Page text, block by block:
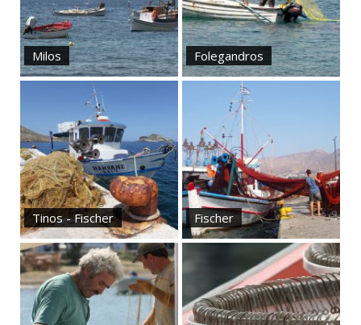
Milos Folegandros
Tinos - Fischer Fischer